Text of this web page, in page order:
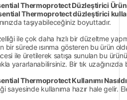
Thermoprotect Düzleştirici Ürün
Thermoprotect düzleştirici
taşıyabileceğiniz boyuttadır.
ile çok daha hızlı bir düzeltme
sürede ısınma gösteren bu ürün
ile üretilerek satışa sunulan bu
yararlanabilirsiniz. Bir tık
Thermoprotect Kullanımı
sayesinde kullanıma hazır hale gelir.